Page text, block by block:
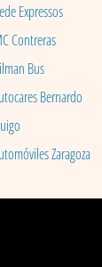
Expressos
Contreras
Bus
Bernardo
Zaragoza